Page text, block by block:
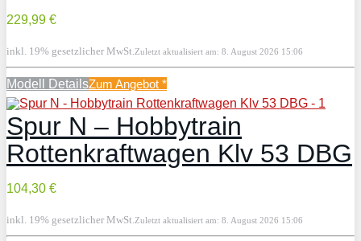
229,99 €
inkl. 19% gesetzlicher MwSt. Zuletzt aktualisiert am: 8. August 2026 15:06
Modell DetailsZum Angebot *
Spur N – Hobbytrain
Rottenkraftwagen Klv 53 DBG
104,30 €
inkl. 19% gesetzlicher MwSt. Zuletzt aktualisiert am: 8. August 2026 15:06